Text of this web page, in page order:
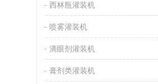
西林瓶灌装机
喷雾灌装机
滴眼剂灌装机
膏剂类灌装机